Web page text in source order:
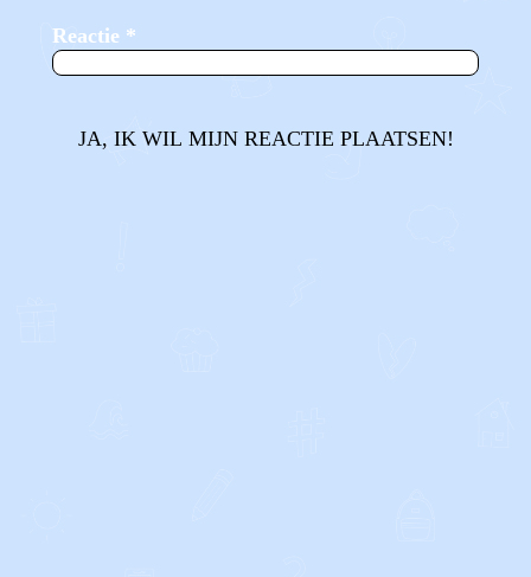
Reactie *
JA, IK WIL MIJN REACTIE PLAATSEN!